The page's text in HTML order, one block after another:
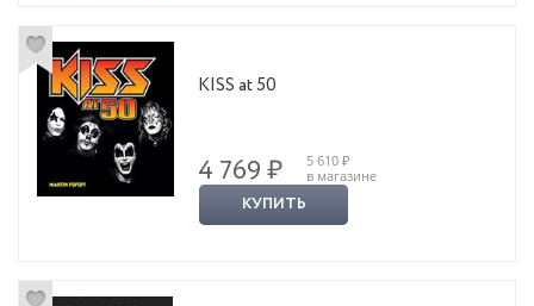
KISS at 50
4 769 ₽
5 610 ₽
в магазине
КУПИТЬ